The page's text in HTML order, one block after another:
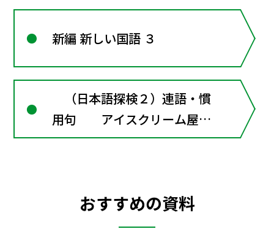
新編 新しい国語 ３
（日本語探検２）連語・慣
用句 アイスクリーム屋で
の言い争い
おすすめの資料